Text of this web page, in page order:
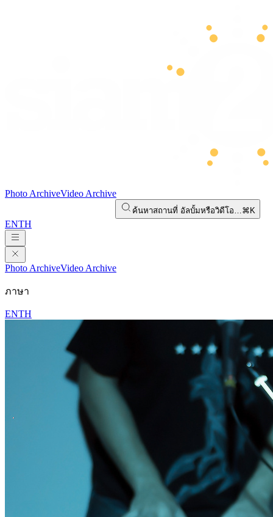
Photo ArchiveVideo Archive
ค้นหาสถานที่ อัลบั้มหรือวิดีโอ…⌘K
ENTH
Photo ArchiveVideo Archive
ภาษา
ENTH